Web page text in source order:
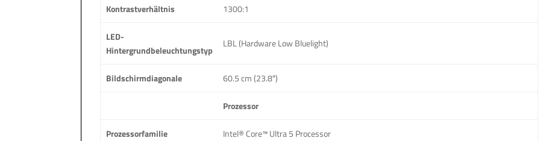
Kontrastverhältnis 1300:1
LED-
Hintergrundbeleuchtungstyp
LBL (Hardware Low Bluelight)
Bildschirmdiagonale 60.5 cm (23.8″)
Prozessor
Prozessorfamilie Intel® Core™ Ultra 5 Processor